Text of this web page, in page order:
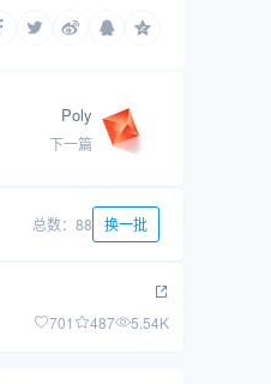
Poly
下一篇
总数：88 换一批
701 487 5.54K